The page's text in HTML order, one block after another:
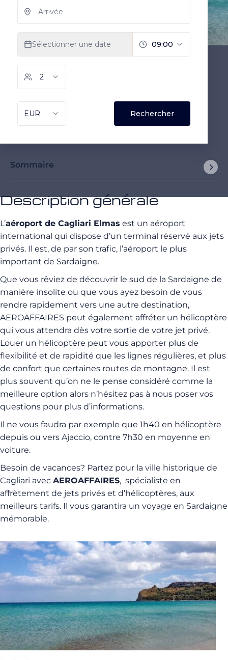
Sommaire
Description générale
L’aéroport de Cagliari Elmas est un aéroport
international qui dispose d’un terminal réservé aux jets
privés. Il est, de par son trafic, l’aéroport le plus
important de Sardaigne.
Que vous rêviez de découvrir le sud de la Sardaigne de
manière insolite ou que vous ayez besoin de vous
rendre rapidement vers une autre destination,
AEROAFFAIRES peut également affréter un hélicoptère
qui vous attendra dès votre sortie de votre jet privé.
Louer un hélicoptère peut vous apporter plus de
flexibilité et de rapidité que les lignes régulières, et plus
de confort que certaines routes de montagne. Il est
plus souvent qu’on ne le pense considéré comme la
meilleure option alors n’hésitez pas à nous poser vos
questions pour plus d’informations.
Il ne vous faudra par exemple que 1h40 en hélicoptère
depuis ou vers Ajaccio, contre 7h30 en moyenne en
voiture.
Besoin de vacances? Partez pour la ville historique de
Cagliari avec AEROAFFAIRES, spécialiste en
affrètement de jets privés et d’hélicoptères, aux
meilleurs tarifs. Il vous garantira un voyage en Sardaigne
mémorable.